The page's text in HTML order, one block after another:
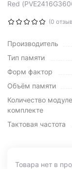
Red
(0
Производитель
Тип памяти
Форм фактор
Объём памяти
Количество
комплекте
Тактовая частота
Товара нет в